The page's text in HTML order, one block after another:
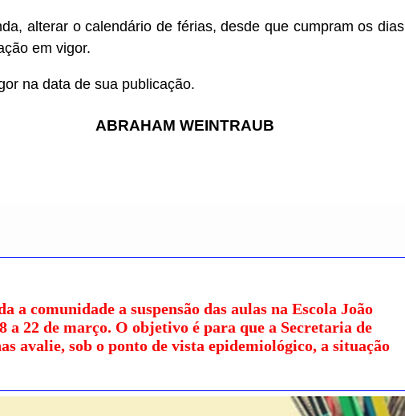
alterar o calendário de férias, desde que cumpram os dias
em vigor.
na data de sua publicação.
ABRAHAM WEINTRAUB
comunidade a suspensão das aulas na Escola João
a 22 de março. O objetivo é para que a Secretaria de
avalie, sob o ponto de vista epidemiológico, a situação